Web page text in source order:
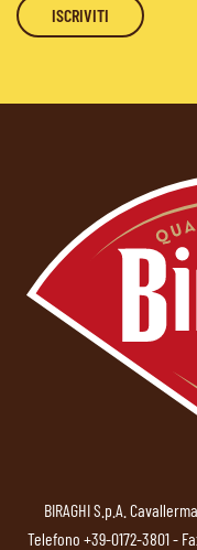
BIRAGHI S.p.A.
Telefono +39-0172-3801-